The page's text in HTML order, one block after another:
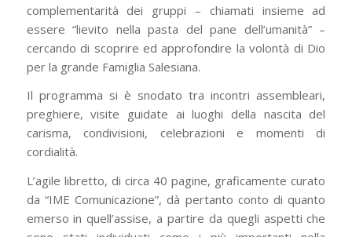
complementarità dei gruppi – chiamati insieme ad
essere “lievito nella pasta del pane dell’umanità” –
cercando di scoprire ed approfondire la volontà di Dio
per la grande Famiglia Salesiana.
Il programma si è snodato tra incontri assembleari,
preghiere, visite guidate ai luoghi della nascita del
carisma, condivisioni, celebrazioni e momenti di
cordialità.
L’agile libretto, di circa 40 pagine, graficamente curato
da “IME Comunicazione”, dà pertanto conto di quanto
emerso in quell’assise, a partire da quegli aspetti che